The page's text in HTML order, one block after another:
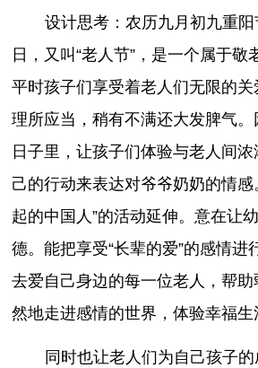
设计思考：农历九月初九重
日，又叫“老人节”，是一个属于敬
平时孩子们享受着老人们无限的
理所应当，稍有不满还大发脾气
日子里，让孩子们体验与老人间
己的行动来表达对爷爷奶奶的情感
起的中国人”的活动延伸。意在让
德。能把享受“长辈的爱”的感情进
去爱自己身边的每一位老人，帮助
然地走进感情的世界，体验幸福生
同时也让老人们为自己孩子